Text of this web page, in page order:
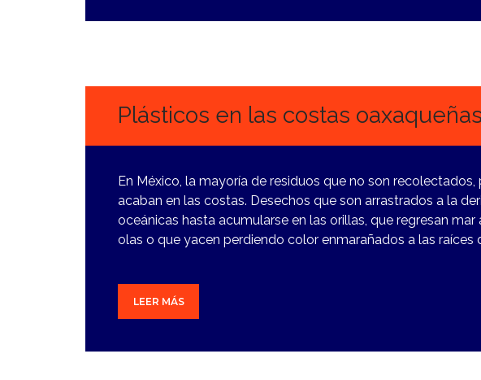
Plásticos en las costas
En México, la mayoría de residuos que no son
acaban en las costas. Desechos que son arrastrados a la
oceánicas hasta acumularse en las orillas, que regresan
olas o que yacen perdiendo color enmarañados a las raíces
LEER MÁS